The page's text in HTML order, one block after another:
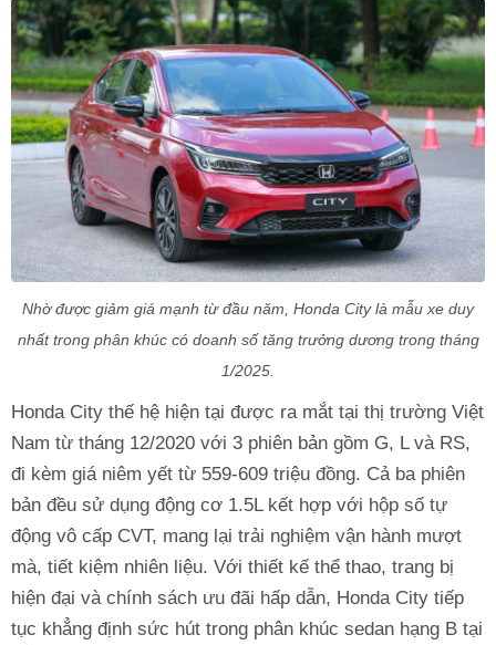
Nhờ được giảm giá mạnh từ đầu năm, Honda City là mẫu xe duy
nhất trong phân khúc có doanh số tăng trưởng dương trong tháng
1/2025.
Honda City thế hệ hiện tại được ra mắt tại thị trường Việt
Nam từ tháng 12/2020 với 3 phiên bản gồm G, L và RS,
đi kèm giá niêm yết từ 559-609 triệu đồng. Cả ba phiên
bản đều sử dụng động cơ 1.5L kết hợp với hộp số tự
động vô cấp CVT, mang lại trải nghiệm vận hành mượt
mà, tiết kiệm nhiên liệu. Với thiết kế thể thao, trang bị
hiện đại và chính sách ưu đãi hấp dẫn, Honda City tiếp
tục khẳng định sức hút trong phân khúc sedan hạng B tại